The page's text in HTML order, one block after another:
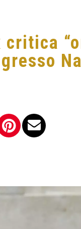
critica